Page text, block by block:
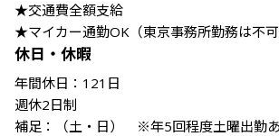
★交通費全額支給
★マイカー通勤OK（東京事務所勤務は不可
休日・休暇
年間休日：121日
週休2日制
補足：（土・日）　※年5回程度土曜出勤